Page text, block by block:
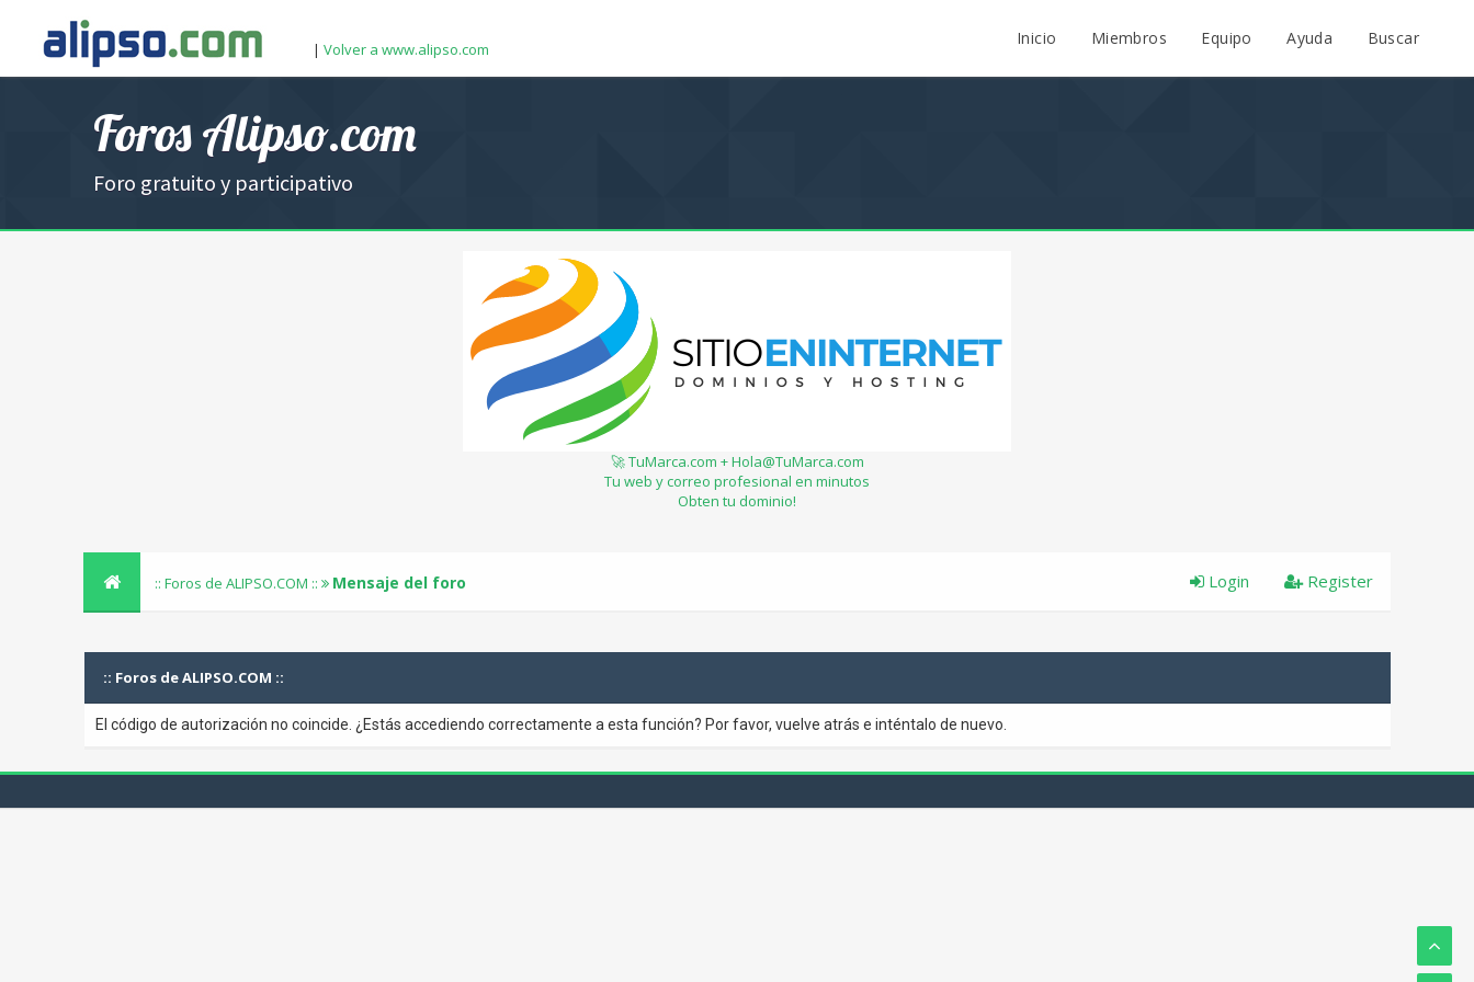
| Volver a www.alipso.com
Inicio Miembros Equipo Ayuda Buscar
Foros Alipso.com
Foro gratuito y participativo
🚀 TuMarca.com + Hola@TuMarca.com
Tu web y correo profesional en minutos
Obten tu dominio!
:: Foros de ALIPSO.COM :: Mensaje del foro Register
Login
:: Foros de ALIPSO.COM ::
El código de autorización no coincide. ¿Estás accediendo correctamente a esta función? Por favor, vuelve atrás e inténtalo de nuevo.